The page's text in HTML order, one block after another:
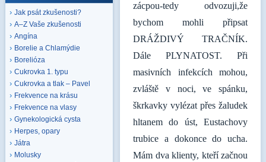
Jak psát zkušenosti?
A–Z Vaše zkušenosti
Angína
Borelie a Chlamýdie
Borelióza
Cukrovka 1. typu
Cukrovka a tlak – Pavel
Frekvence na krásu
Frekvence na vlasy
Gynekologická cysta
Herpes, opary
Játra
Molusky
zácpou-tedy odvozuji,že
bychom mohli připsat
DRÁŽDIVÝ TRAČNÍK.
Dále PLYNATOST. Při
masivních infekcích mohou,
zvláště v noci, ve spánku,
škrkavky vylézat přes žaludek
hltanem do úst, Eustachovy
trubice a dokonce do ucha.
Mám dva klienty, kteří začnou